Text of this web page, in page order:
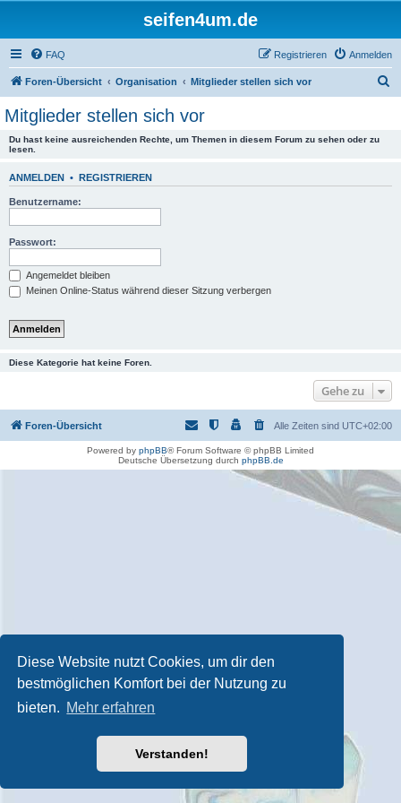
Diese Website nutzt Cookies, um dir den
bestmöglichen Komfort bei der Nutzung zu
bieten. Mehr erfahren
Verstanden!
seifen4um.de
FAQ Anmelden
Registrieren
Foren-Übersicht Organisation Mitglieder stellen sich vor
Mitglieder stellen sich vor
Du hast keine ausreichenden Rechte, um Themen in diesem Forum zu sehen oder zu
lesen.
ANMELDEN • REGISTRIEREN
Benutzername:
Passwort:
Angemeldet bleiben
Meinen Online-Status während dieser Sitzung verbergen
Diese Kategorie hat keine Foren.
Gehe zu
Foren-Übersicht Alle Zeiten sind UTC+02:00
Powered by phpBB® Forum Software © phpBB Limited
Deutsche Übersetzung durch phpBB.de